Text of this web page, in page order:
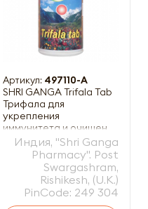
Артикул: 497110-A
SHRI GANGA Trifala Tab
Трифала для
укрепления
иммунитета и очищения
организма 200таб
Индия, "Shri Ganga
Pharmacy". Post
Swargashram,
Rishikesh, (U.K.)
PinCode: 249 304